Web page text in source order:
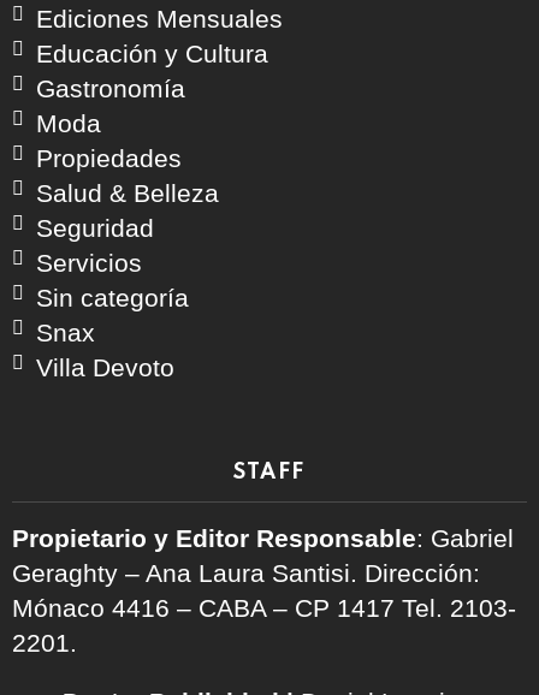
Ediciones Mensuales
Educación y Cultura
Gastronomía
Moda
Propiedades
Salud & Belleza
Seguridad
Servicios
Sin categoría
Snax
Villa Devoto
STAFF
Propietario y Editor Responsable: Gabriel
Geraghty – Ana Laura Santisi. Dirección:
Mónaco 4416 – CABA – CP 1417 Tel. 2103-
2201.